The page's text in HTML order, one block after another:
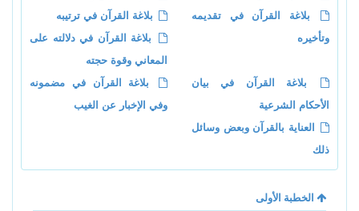
بلاغة القرآن في تقديمه
وتأخيره
بلاغة القرآن في ترتيبه
بلاغة القرآن في دلالته على
المعاني وقوة حجته
بلاغة القرآن في بيان
الأحكام الشرعية
بلاغة القرآن في مضمونه
وفي الإخبار عن الغيب
العناية بالقرآن وبعض وسائل
ذلك
الخطبة الأولى